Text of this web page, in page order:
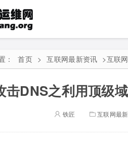
： 首页 > 互联网最新资讯 >互联
击DNS之利用顶级
铁匠 互联网最